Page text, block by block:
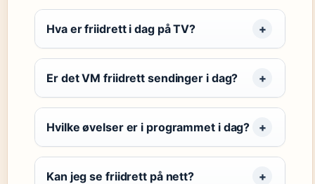
Hva er friidrett i dag på TV?
Er det VM friidrett sendinger i dag?
Hvilke øvelser er i programmet i dag?
Kan jeg se friidrett på nett?